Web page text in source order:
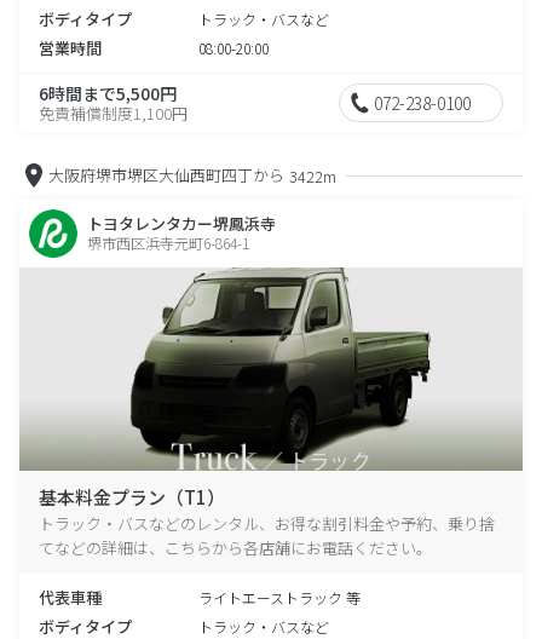
ボディタイプ トラック・バスなど
営業時間 08:00-20:00
6時間まで5,500円
免責補償制度1,100円 072-238-0100
大阪府堺市堺区大仙西町四丁から 3422m
トヨタレンタカー堺鳳浜寺
堺市西区浜寺元町6-864-1
基本料金プラン（T1）
トラック・バスなどのレンタル、お得な割引料金や予約、乗り捨
てなどの詳細は、こちらから各店舗にお電話ください。
代表車種 ライトエーストラック 等
ボディタイプ トラック・バスなど